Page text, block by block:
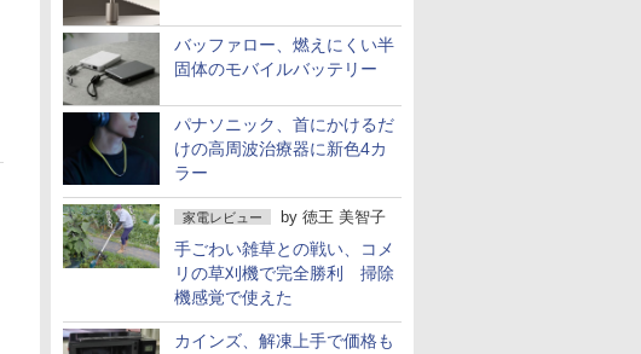
バッファロー、燃えにくい半
固体のモバイルバッテリー
パナソニック、首にかけるだ
けの高周波治療器に新色4カ
ラー
家電レビュー by 徳王 美智子
手ごわい雑草との戦い、コメ
リの草刈機で完全勝利 掃除
機感覚で使えた
カインズ、解凍上手で価格も